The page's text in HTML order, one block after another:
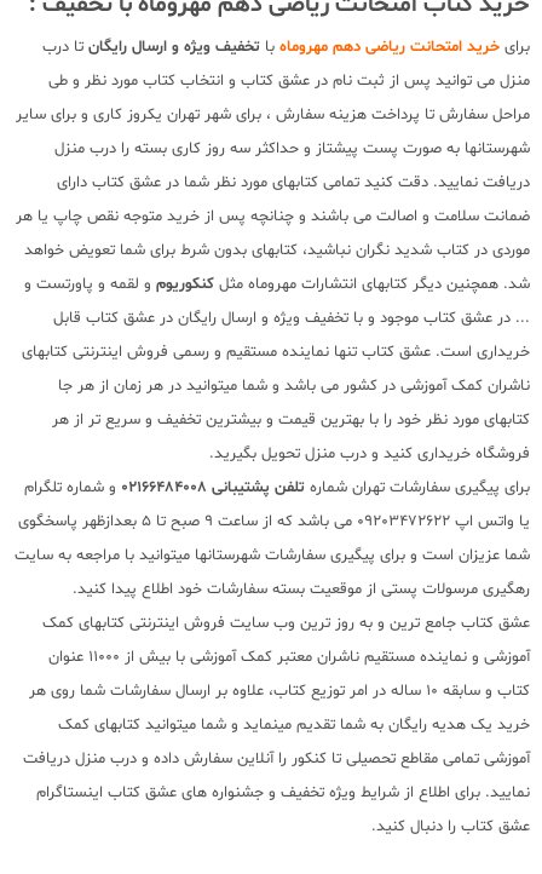
برای خرید امتحانت ریاضی دهم مهروماه با تخفیف ویژه و ارسال رایگان تا درب
منزل می توانید پس از ثبت نام در عشق کتاب و انتخاب کتاب مورد نظر و طی
مراحل سفارش تا پرداخت هزینه سفارش ، برای شهر تهران یکروز کاری و برای سایر
شهرستانها به صورت پست پیشتاز و حداکثر سه روز کاری بسته را درب منزل
دریافت نمایید. دقت کنید تمامی کتابهای مورد نظر شما در عشق کتاب دارای
ضمانت سلامت و اصالت می باشند و چنانچه پس از خرید متوجه نقص چاپ یا هر
موردی در کتاب شدید نگران نباشید، کتابهای بدون شرط برای شما تعویض خواهد
شد. همچنین دیگر کتابهای انتشارات مهروماه مثل کنکوریوم و لقمه و پاورتست و
... در عشق کتاب موجود و با تخفیف ویژه و ارسال رایگان در عشق کتاب قابل
خریداری است. عشق کتاب تنها نماینده مستقیم و رسمی فروش اینترنتی کتابهای
ناشران کمک آموزشی در کشور می باشد و شما میتوانید در هر زمان از هر جا
کتابهای مورد نظر خود را با بهترین قیمت و بیشترین تخفیف و سریع تر از هر
فروشگاه خریداری کنید و درب منزل تحویل بگیرید.
برای پیگیری سفارشات تهران شماره تلفن پشتیبانی 02166484008
و شماره تلگرام
یا واتس اپ 09203472622 می باشد که از ساعت 9 صبح تا 5 بعدازظهر پاسخگوی
شما عزیزان است و برای پیگیری سفارشات شهرستانها میتوانید با مراجعه به سایت
رهگیری مرسولات پستی از موقعیت بسته سفارشات خود اطلاع پیدا کنید.
عشق کتاب جامع ترین و به روز ترین وب سایت فروش اینترنتی کتابهای کمک
آموزشی و نماینده مستقیم ناشران معتبر کمک آموزشی با بیش از 11000 عنوان
کتاب و سابقه 10 ساله در امر توزیع کتاب، علاوه بر ارسال سفارشات شما روی هر
خرید یک هدیه رایگان به شما تقدیم مینماید و شما میتوانید کتابهای کمک
آموزشی تمامی مقاطع تحصیلی تا کنکور را آنلاین سفارش داده و درب منزل دریافت
نمایید. برای اطلاع از شرایط ویژه تخفیف و جشنواره های عشق کتاب اینستاگرام
عشق کتاب را دنبال کنید.